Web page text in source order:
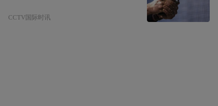
CCTV国际时讯